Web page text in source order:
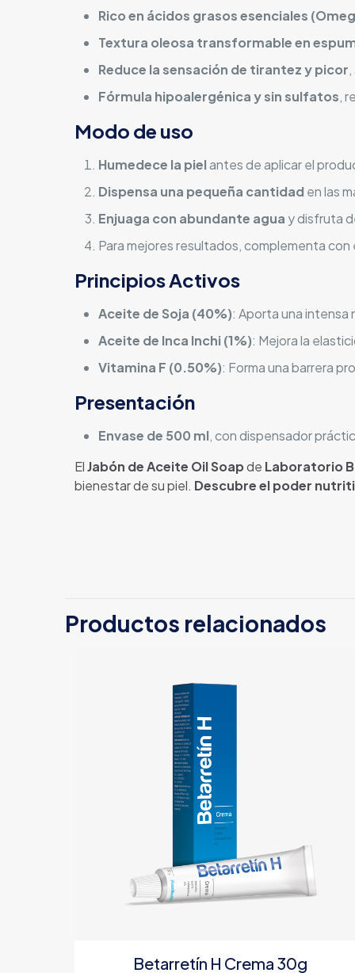
Rico en ácidos grasos esenciales
Textura oleosa transformable en
Reduce la sensación de tirantez y picor
Fórmula hipoalergénica y sin sulfatos,
Modo de uso
Humedece la pielantes de aplicar el
Dispensa una pequeña cantidad en las
Enjuaga con abundante agua y disfruta
Para mejores resultados, complementa con
Principios Activos
Aceite de Soja (40%): Aporta una intensa
Aceite de Inca Inchi (1%): Mejora la
Vitamina F (0.50%): Forma una barrera
Presentación
Envase de 500 ml, con dispensador
ElJabón de Aceite Oil Soapde Laboratorio
bienestar de su piel. Descubre el poder
Productos relacionados
Betarretín H Crema 30g